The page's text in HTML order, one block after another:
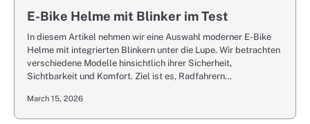
E-Bike Helme mit Blinker im Test
In diesem Artikel nehmen wir eine Auswahl moderner E-Bike
Helme mit integrierten Blinkern unter die Lupe. Wir betrachten
verschiedene Modelle hinsichtlich ihrer Sicherheit,
Sichtbarkeit und Komfort. Ziel ist es, Radfahrern…
March 15, 2026